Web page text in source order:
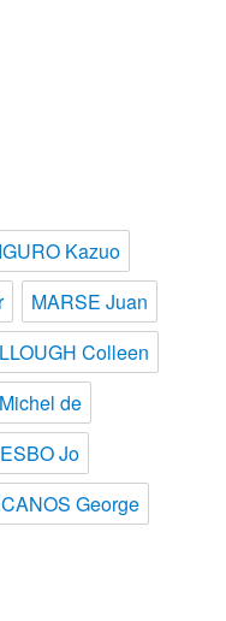
Kazuo
MARSE Juan
Colleen
de
Jo
George